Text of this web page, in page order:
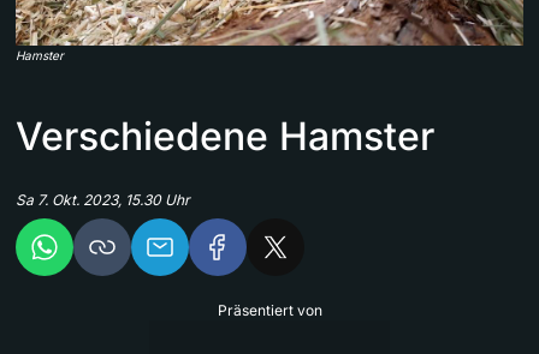
Hamster
Verschiedene Hamster
Sa 7. Okt. 2023, 15.30 Uhr
Präsentiert von